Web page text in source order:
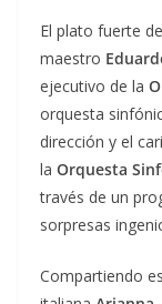
El plato fuerte
maestro
ejecutivo de la
orquesta
dirección y el
la Orquesta
través de un
sorpresas
Compartiendo